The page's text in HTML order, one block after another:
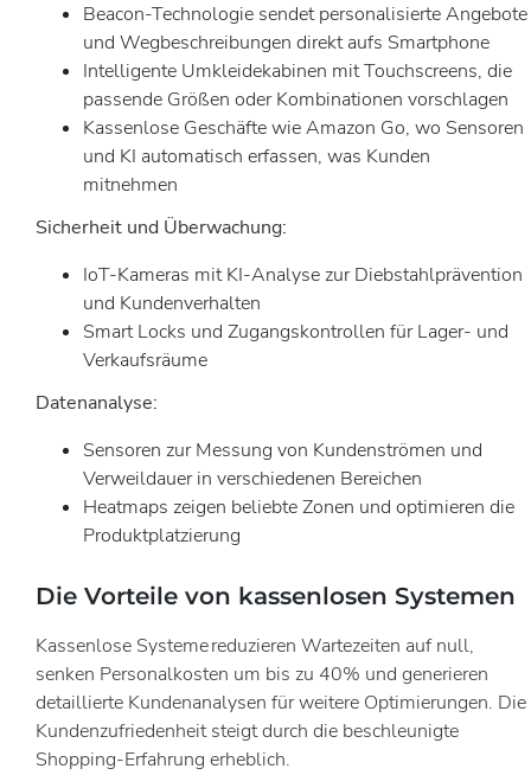
Beacon-Technologie sendet personalisierte Angebote
und Wegbeschreibungen direkt aufs Smartphone
Intelligente Umkleidekabinen mit Touchscreens, die
passende Größen oder Kombinationen vorschlagen
Kassenlose Geschäfte wie Amazon Go, wo Sensoren
und KI automatisch erfassen, was Kunden
mitnehmen
Sicherheit und Überwachung:
IoT-Kameras mit KI-Analyse zur Diebstahlprävention
und Kundenverhalten
Smart Locks und Zugangskontrollen für Lager- und
Verkaufsräume
Datenanalyse:
Sensoren zur Messung von Kundenströmen und
Verweildauer in verschiedenen Bereichen
Heatmaps zeigen beliebte Zonen und optimieren die
Produktplatzierung
Die Vorteile von kassenlosen Systemen
Kassenlose Systeme reduzieren Wartezeiten auf null,
senken Personalkosten um bis zu 40% und generieren
detaillierte Kundenanalysen für weitere Optimierungen. Die
Kundenzufriedenheit steigt durch die beschleunigte
Shopping-Erfahrung erheblich.